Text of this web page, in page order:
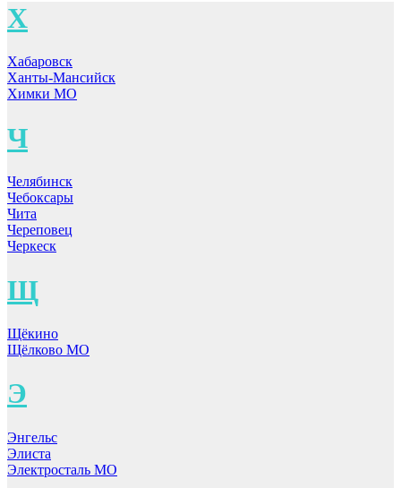
Х
Хабаровск
Ханты-Мансийск
Химки МО
Ч
Челябинск
Чебоксары
Чита
Череповец
Черкеск
Щ
Щёкино
Щёлково МО
Э
Энгельс
Элиста
Электросталь МО